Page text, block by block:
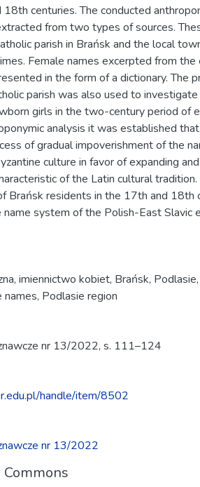
centuries. The conducted
from two types of sources.
parish in Brańsk and the local
Female names excerpted from the
in the form of a dictionary. The
parish was also used to
girls in the two-century period of
analysis it was established
of gradual impoverishment of the
culture in favor of expanding
of the Latin cultural tradition.
Brańsk residents in the 17th and 18th
system of the Polish-East Slavic
, imiennictwo kobiet, Brańsk, Podlasie,
names, Podlasie region
nr 13/2022, s. 111–124
handle/item/8502
nr 13/2022
Commons